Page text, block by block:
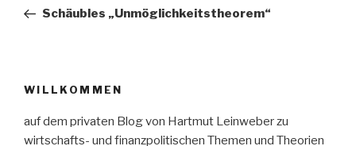
Beitrag
Schäubles „Unmöglichkeitstheorem“
WILLKOMMEN
auf dem privaten Blog von Hartmut Leinweber zu
wirtschafts- und finanzpolitischen Themen und Theorien